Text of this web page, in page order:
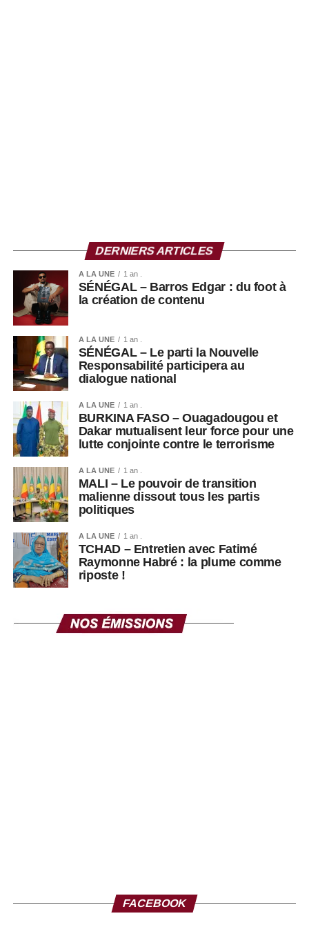
DERNIERS ARTICLES
A LA UNE 1 an .
SÉNÉGAL – Barros Edgar : du foot à
la création de contenu
A LA UNE 1 an .
SÉNÉGAL – Le parti la Nouvelle
Responsabilité participera au
dialogue national
A LA UNE 1 an .
BURKINA FASO – Ouagadougou et
Dakar mutualisent leur force pour une
lutte conjointe contre le terrorisme
A LA UNE 1 an .
MALI – Le pouvoir de transition
malienne dissout tous les partis
politiques
A LA UNE 1 an .
TCHAD – Entretien avec Fatimé
Raymonne Habré : la plume comme
riposte !
FACEBOOK